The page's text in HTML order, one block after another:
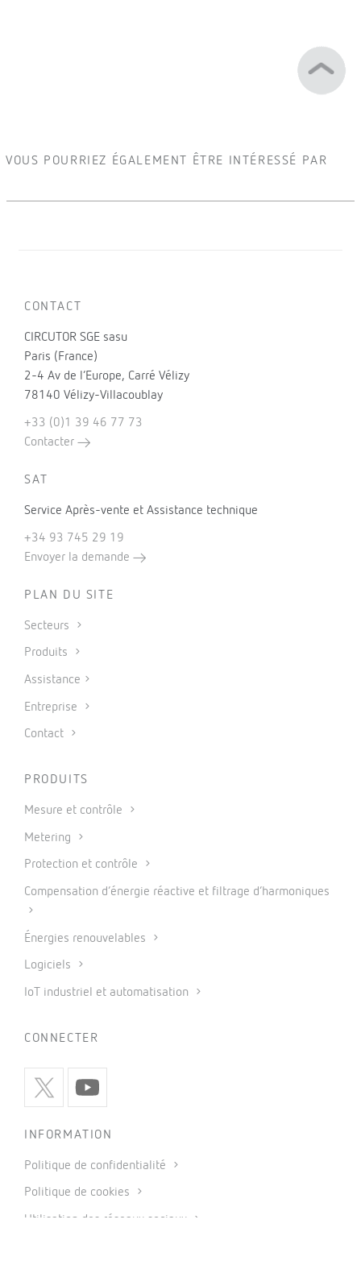
VOUS POURRIEZ ÉGALEMENT ÊTRE INTÉRESSÉ PAR
CONTACT
CIRCUTOR SGE sasu
Paris (France)
2-4 Av de l’Europe, Carré Vélizy
78140 Vélizy-Villacoublay
+33 (0)1 39 46 77 73
Contacter
SAT
Service Après-vente et Assistance technique
+34 93 745 29 19
Envoyer la demande
PLAN DU SITE
Secteurs
Produits
Assistance
Entreprise
Contact
PRODUITS
Mesure et contrôle
Metering
Protection et contrôle
Compensation d’énergie réactive et filtrage d’harmoniques
Énergies renouvelables
Logiciels
IoT industriel et automatisation
CONNECTER
INFORMATION
Politique de confidentialité
Politique de cookies
Utilisation des réseaux sociaux